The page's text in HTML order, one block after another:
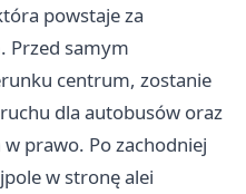
powstaje za
Przed samym
centrum, zostanie
dla autobusów oraz
prawo. Po zachodniej
w stronę alei